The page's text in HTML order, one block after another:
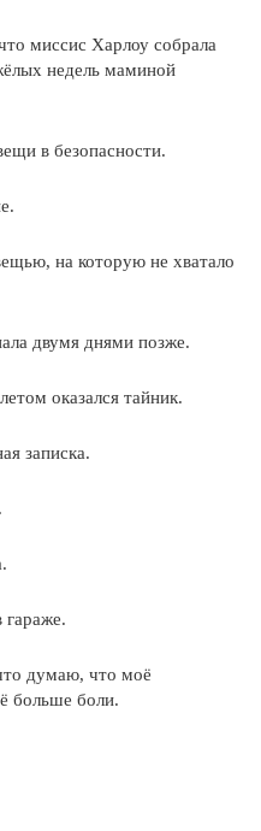
миссис Харлоу собрала
недель маминой
в безопасности.
на которую не хватало
двумя днями позже.
оказался тайник.
записка.
гараже.
думаю, что моё
больше боли.